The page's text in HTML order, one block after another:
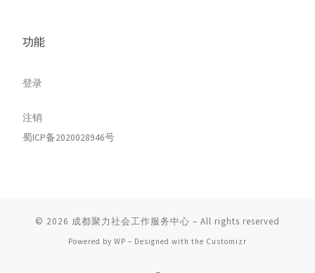
功能
登录
注销
蜀ICP备2020028946号
© 2026 成都聚力社会工作服务中心 – All rights reserved
Powered by WP – Designed with the Customizr